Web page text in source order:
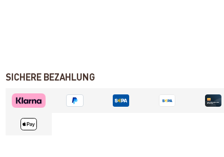
SICHERE BEZAHLUNG